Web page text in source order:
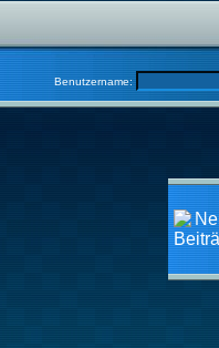
Benutzername: